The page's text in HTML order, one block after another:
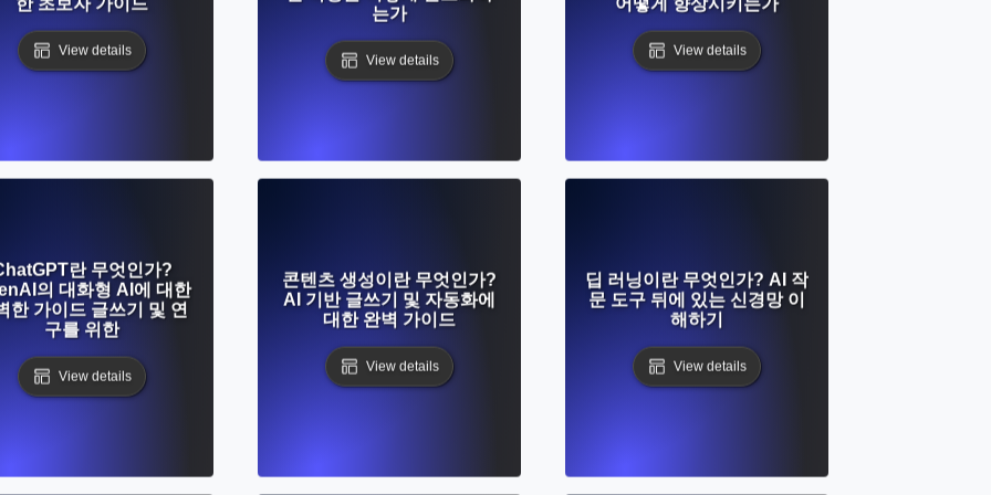
View details
는가
View details
View details
란 무엇인가?
의 대화형 AI에 대한
한 가이드 글쓰기 및 연
구를 위한
View details
콘텐츠 생성이란 무엇인가?
AI 기반 글쓰기 및 자동화에
대한 완벽 가이드
View details
딥 러닝이란 무엇인가? AI 작
문 도구 뒤에 있는 신경망 이
해하기
View details